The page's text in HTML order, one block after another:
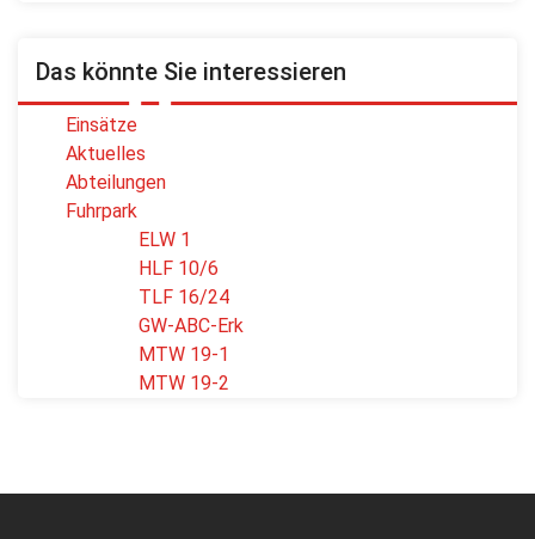
Das könnte Sie interessieren
Einsätze
Aktuelles
Abteilungen
Fuhrpark
ELW 1
HLF 10/6
TLF 16/24
GW-ABC-Erk
MTW 19-1
MTW 19-2